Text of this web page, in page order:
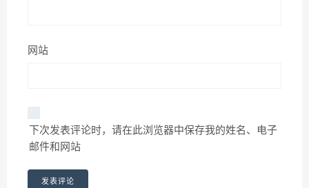
网站
下次发表评论时，请在此浏览器中保存我的姓名、电子
邮件和网站